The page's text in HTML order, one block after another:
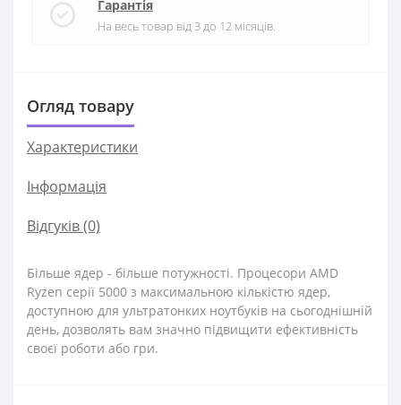
Гарантія
На весь товар від 3 до 12 місяців.
Огляд товару
Характеристики
Iнформація
Відгуків (0)
Більше ядер - більше потужності. Процесори AMD
Ryzen серії 5000 з максимальною кількістю ядер,
доступною для ультратонких ноутбуків на сьогоднішній
день, дозволять вам значно підвищити ефективність
своєї роботи або гри.